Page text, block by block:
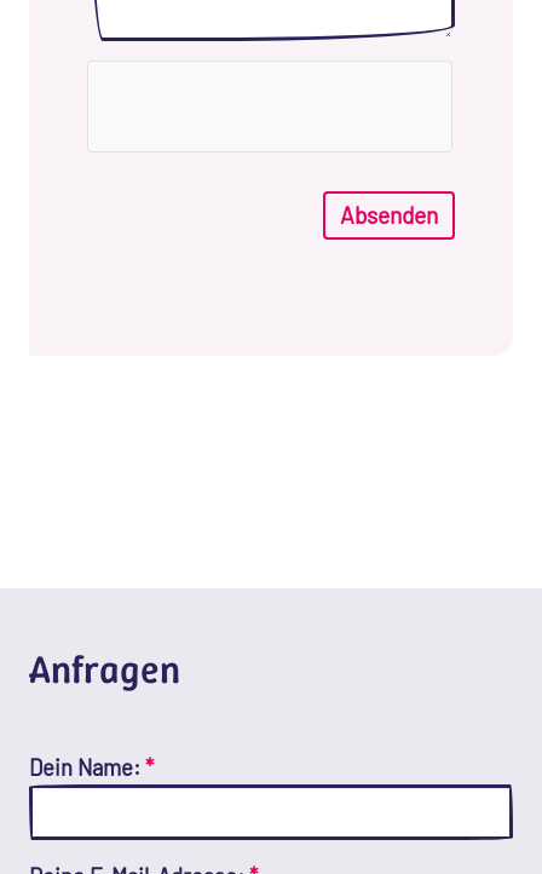
Absenden
Anfragen
Dein Name: *